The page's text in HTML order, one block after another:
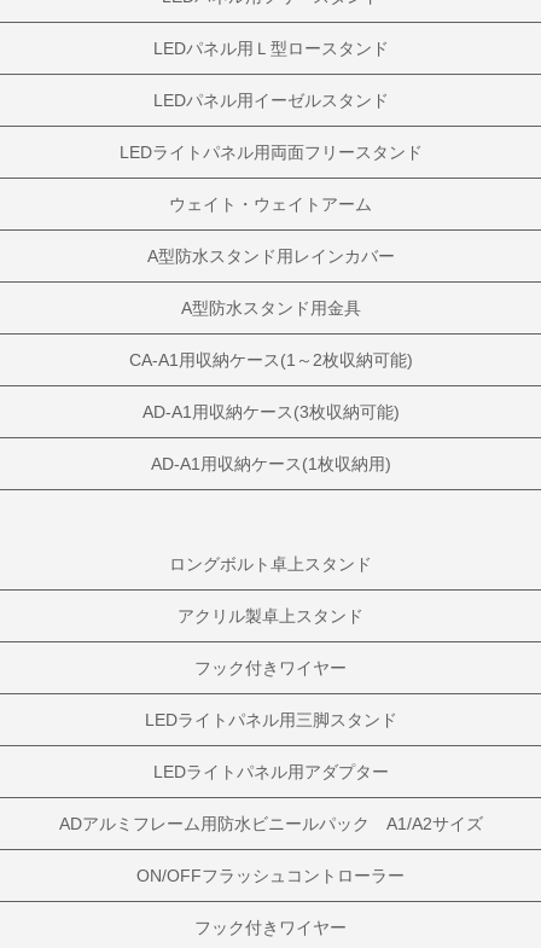
LEDパネル用Ｌ型ロースタンド
LEDパネル用イーゼルスタンド
LEDライトパネル用両面フリースタンド
ウェイト・ウェイトアーム
A型防水スタンド用レインカバー
A型防水スタンド用金具
CA-A1用収納ケース(1～2枚収納可能)
AD-A1用収納ケース(3枚収納可能)
AD-A1用収納ケース(1枚収納用)
ロングボルト卓上スタンド
アクリル製卓上スタンド
フック付きワイヤー
LEDライトパネル用三脚スタンド
LEDライトパネル用アダプター
ADアルミフレーム用防水ビニールパック A1/A2サイズ
ON/OFFフラッシュコントローラー
フック付きワイヤー